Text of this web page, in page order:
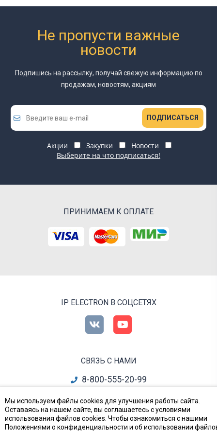
Не пропусти важные
новости
Подпишись на рассылку, получай свежую информацию по
продажам, новостям, акциям
ПОДПИСАТЬСЯ
Акции Закупки
Новости
Выберите на что подписаться!
ПРИНИМАЕМ К ОПЛАТЕ
IP ELECTRON В СОЦСЕТЯХ
СВЯЗЬ С НАМИ
8-800-555-20-99
info@ipelectron.ru
все контакты
Мы используем файлы cookies для улучшения работы сайта.
Оставаясь на нашем сайте, вы соглашаетесь с условиями
использования файлов cookies. Чтобы ознакомиться с нашими
Положениями о конфиденциальности и об использовании